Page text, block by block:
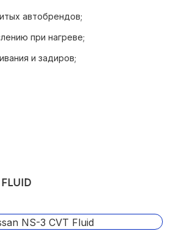
автобрендов;
при нагреве;
и задиров;
коробки.